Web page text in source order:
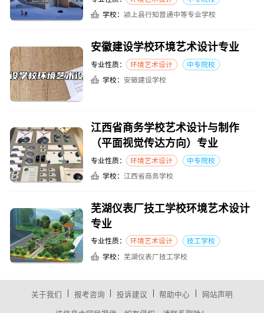
学校： 颍上县行知普通中等专业学校
安徽建设学校环境艺术设计专业
专业性质： 环境艺术设计
中专院校
学校： 安徽建设学校
江西省商务学校艺术设计与制作
（平面视觉传达方向）专业
专业性质： 环境艺术设计
中专院校
学校： 江西省商务学校
芜湖仪表厂技工学校环境艺术设计
专业
专业性质： 环境艺术设计
技工学校
学校： 芜湖仪表厂技工学校
关于我们 报考咨询 投诉建议 帮助中心 网站声明